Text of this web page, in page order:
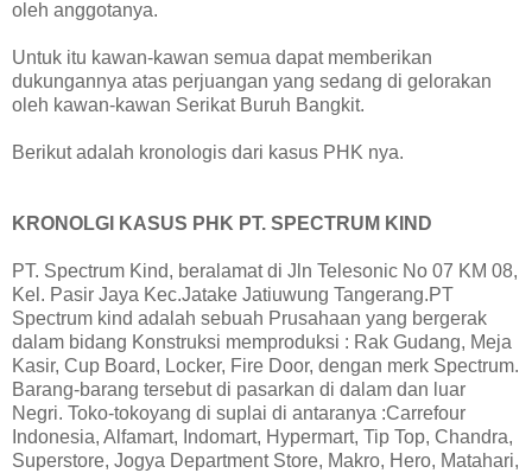
oleh anggotanya.
Untuk itu kawan-kawan semua dapat memberikan
dukungannya atas perjuangan yang sedang di gelorakan
oleh kawan-kawan Serikat Buruh Bangkit.
Berikut adalah kronologis dari kasus PHK nya.
KRONOLGI KASUS PHK PT. SPECTRUM KIND
PT. Spectrum Kind, beralamat di Jln Telesonic No 07 KM 08,
Kel. Pasir Jaya Kec.Jatake Jatiuwung Tangerang.PT
Spectrum kind adalah sebuah Prusahaan yang bergerak
dalam bidang Konstruksi memproduksi : Rak Gudang, Meja
Kasir, Cup Board, Locker, Fire Door, dengan merk Spectrum.
Barang-barang tersebut di pasarkan di dalam dan luar
Negri. Toko-tokoyang di suplai di antaranya :Carrefour
Indonesia, Alfamart, Indomart, Hypermart, Tip Top, Chandra,
Superstore, Jogya Department Store, Makro, Hero, Matahari,